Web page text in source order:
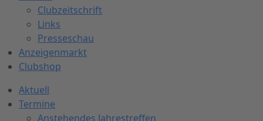
Clubzeitschrift
Links
Presseschau
Anzeigenmarkt
Clubshop
Aktuell
Termine
Anstehendes Jahrestreffen